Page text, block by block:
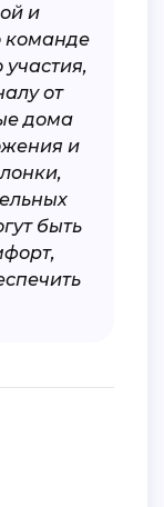
и
команде
от
дома
и
быть